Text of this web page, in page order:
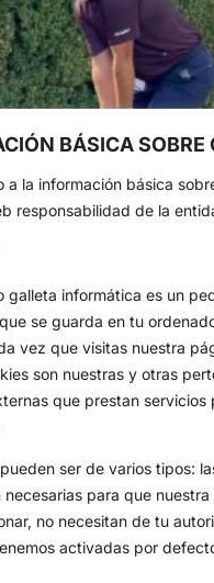
BÁSICA SOBRE
a la información básica
responsabilidad de la
galleta informática es un
se guarda en tu
vez que visitas nuestra
son nuestras y otras
que prestan servicios
ser de varios tipos:
necesarias para que
no necesitan de tu
activadas por
a demostrar que se
muy dulce de la